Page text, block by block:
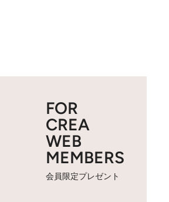
FOR
CREA
WEB
MEMBERS
会員限定プレゼント